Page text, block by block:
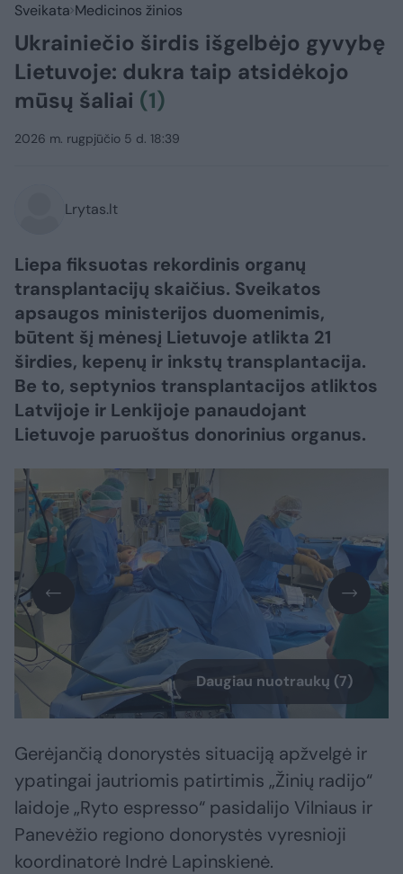
Sveikata Medicinos žinios
Ukrainiečio širdis išgelbėjo gyvybę
Lietuvoje: dukra taip atsidėkojo
mūsų šaliai (1)
2026 m. rugpjūčio 5 d. 18:39
Lrytas.lt
Liepa fiksuotas rekordinis organų
transplantacijų skaičius. Sveikatos
apsaugos ministerijos duomenimis,
būtent šį mėnesį Lietuvoje atlikta 21
širdies, kepenų ir inkstų transplantacija.
Be to, septynios transplantacijos atliktos
Latvijoje ir Lenkijoje panaudojant
Lietuvoje paruoštus donorinius organus.
Daugiau nuotraukų (7)
Gerėjančią donorystės situaciją apžvelgė ir
ypatingai jautriomis patirtimis „Žinių radijo“
laidoje „Ryto espresso“ pasidalijo Vilniaus ir
Panevėžio regiono donorystės vyresnioji
koordinatorė Indrė Lapinskienė.